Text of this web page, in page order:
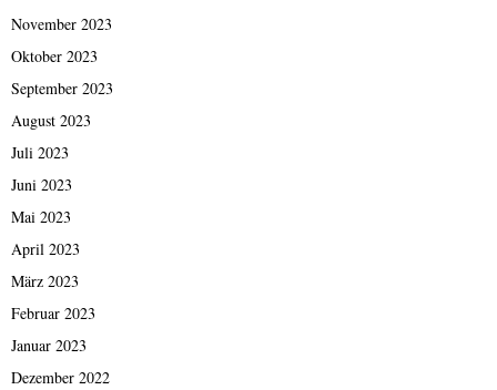
November 2023
Oktober 2023
September 2023
August 2023
Juli 2023
Juni 2023
Mai 2023
April 2023
März 2023
Februar 2023
Januar 2023
Dezember 2022